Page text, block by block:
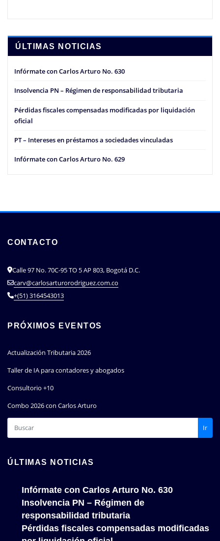
ÚLTIMAS NOTICIAS
Infórmate con Carlos Arturo No. 630
Insolvencia PN – Régimen de responsabilidad tributaria
Pérdidas fiscales compensadas modificadas por liquidación
oficial
PT – Intereses en préstamos a sociedades vinculadas
Infórmate con Carlos Arturo No. 629
CONTACTO
Calle 97 No. 70C-95 TO 5 AP 803, Bogotá D.C.
carv@carlosarturorodriguez.com.co
+(51) 3164543013
PRÓXIMOS EVENTOS
Actualización Tributaria 2026
Taller de IA para contadores y abogados
Consultorio +10
Combo 2026 con Carlos Arturo
Ir
ÚLTIMAS NOTICIAS
Infórmate con Carlos Arturo No. 630
Insolvencia PN – Régimen de
responsabilidad tributaria
Pérdidas fiscales compensadas modificadas